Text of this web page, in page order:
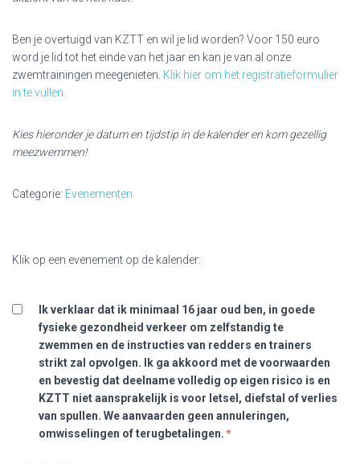
Ben je overtuigd van KZTT en wil je lid worden? Voor 150 euro
word je lid tot het einde van het jaar en kan je van al onze
zwemtrainingen meegenieten. Klik hier om het registratieformulier
in te vullen.
Kies hieronder je datum en tijdstip in de kalender en kom gezellig
meezwemmen!
Categorie: Evenementen
Klik op een evenement op de kalender:
Ik verklaar dat ik minimaal 16 jaar oud ben, in goede
fysieke gezondheid verkeer om zelfstandig te
zwemmen en de instructies van redders en trainers
strikt zal opvolgen. Ik ga akkoord met de voorwaarden
en bevestig dat deelname volledig op eigen risico is en
KZTT niet aansprakelijk is voor letsel, diefstal of verlies
van spullen. We aanvaarden geen annuleringen,
omwisselingen of terugbetalingen.